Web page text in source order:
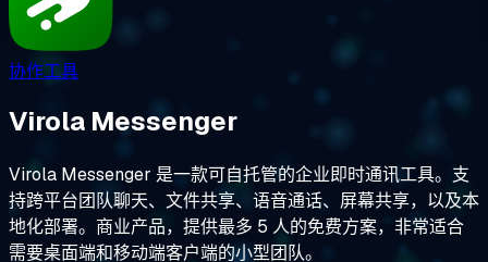
协作工具
Virola Messenger
Virola Messenger 是一款可自托管的企业即时通讯工具。支
持跨平台团队聊天、文件共享、语音通话、屏幕共享，以及本
地化部署。商业产品，提供最多 5 人的免费方案，非常适合
需要桌面端和移动端客户端的小型团队。